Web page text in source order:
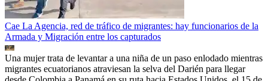
Cae La Agencia, red de tráfico de migrantes: hay funcionarios de la
Armada y Migración entre los capturados
Una mujer trata de levantar a una niña de un paso enlodado mientras
migrantes ecuatorianos atraviesan la selva del Darién para llegar